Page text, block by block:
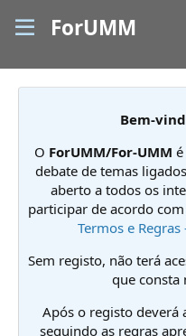
ForUMM
Bem-
O ForUMM/For-UMM
debate de temas
aberto a todos os
participar de acordo
Termos e
Sem registo, não terá
que consta
Após o registo deverá
seguindo as regras